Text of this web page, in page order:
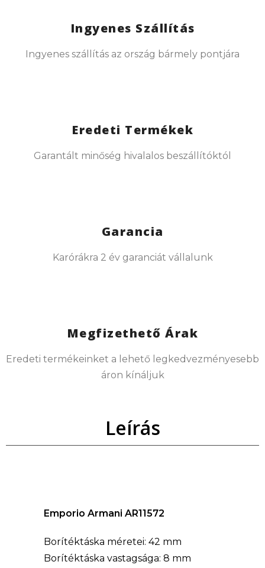
Ingyenes Szállítás
Ingyenes szállítás az ország bármely pontjára
Eredeti Termékek
Garantált minőség hivalalos beszállítóktól
Garancia
Karórákra 2 év garanciát vállalunk
Megfizethető Árak
Eredeti termékeinket a lehető legkedvezményesebb
áron kínáljuk
Leírás
Emporio Armani AR11572
Borítéktáska méretei: 42 mm
Borítéktáska vastagsága: 8 mm